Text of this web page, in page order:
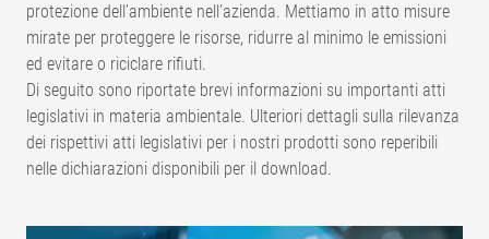
protezione dell’ambiente nell'azienda. Mettiamo in atto misure
mirate per proteggere le risorse, ridurre al minimo le emissioni
ed evitare o riciclare rifiuti.
Di seguito sono riportate brevi informazioni su importanti atti
legislativi in materia ambientale. Ulteriori dettagli sulla rilevanza
dei rispettivi atti legislativi per i nostri prodotti sono reperibili
nelle dichiarazioni disponibili per il download.